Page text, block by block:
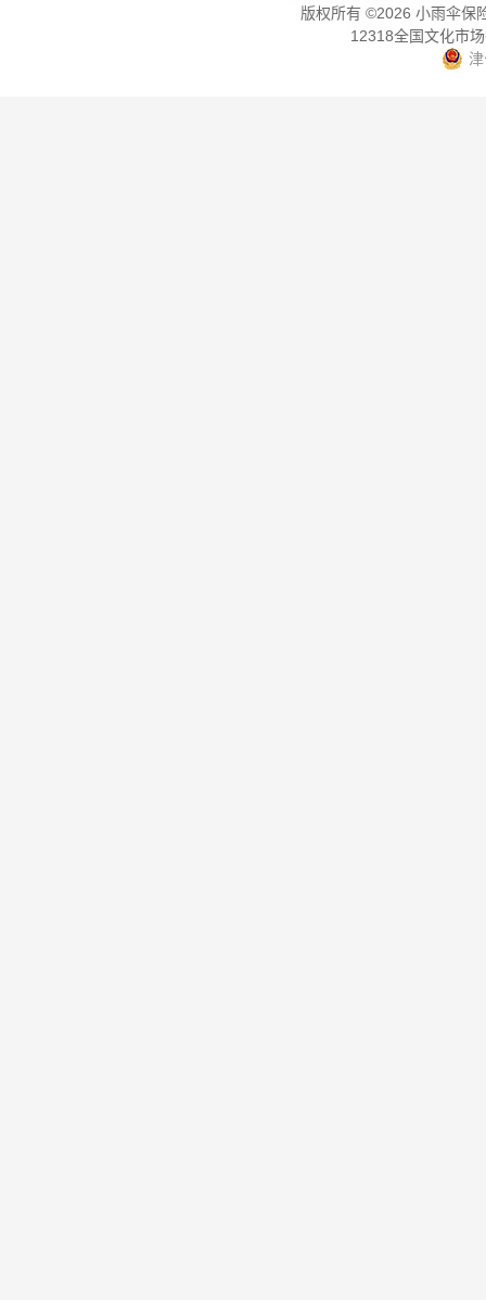
版权所有 ©2026 小雨伞保
12318全国文化市